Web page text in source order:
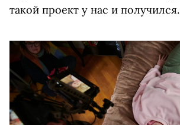
такой проект у нас и получился.